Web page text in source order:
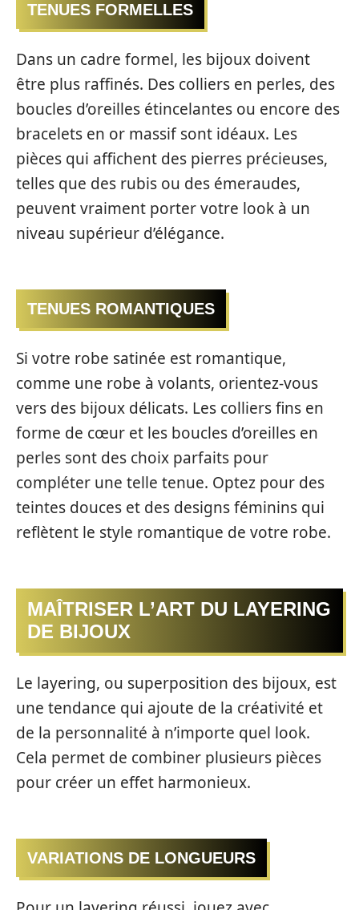
TENUES FORMELLES
Dans un cadre formel, les bijoux doivent
être plus raffinés. Des colliers en perles, des
boucles d’oreilles étincelantes ou encore des
bracelets en or massif sont idéaux. Les
pièces qui affichent des pierres précieuses,
telles que des rubis ou des émeraudes,
peuvent vraiment porter votre look à un
niveau supérieur d’élégance.
TENUES ROMANTIQUES
Si votre robe satinée est romantique,
comme une robe à volants, orientez-vous
vers des bijoux délicats. Les colliers fins en
forme de cœur et les boucles d’oreilles en
perles sont des choix parfaits pour
compléter une telle tenue. Optez pour des
teintes douces et des designs féminins qui
reflètent le style romantique de votre robe.
MAÎTRISER L’ART DU LAYERING
DE BIJOUX
Le layering, ou superposition des bijoux, est
une tendance qui ajoute de la créativité et
de la personnalité à n’importe quel look.
Cela permet de combiner plusieurs pièces
pour créer un effet harmonieux.
VARIATIONS DE LONGUEURS